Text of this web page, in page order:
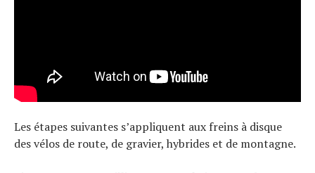
Les étapes suivantes s’appliquent aux freins à disque
des vélos de route, de gravier, hybrides et de montagne.